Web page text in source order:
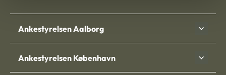
Ankestyrelsen Aalborg
Ankestyrelsen København